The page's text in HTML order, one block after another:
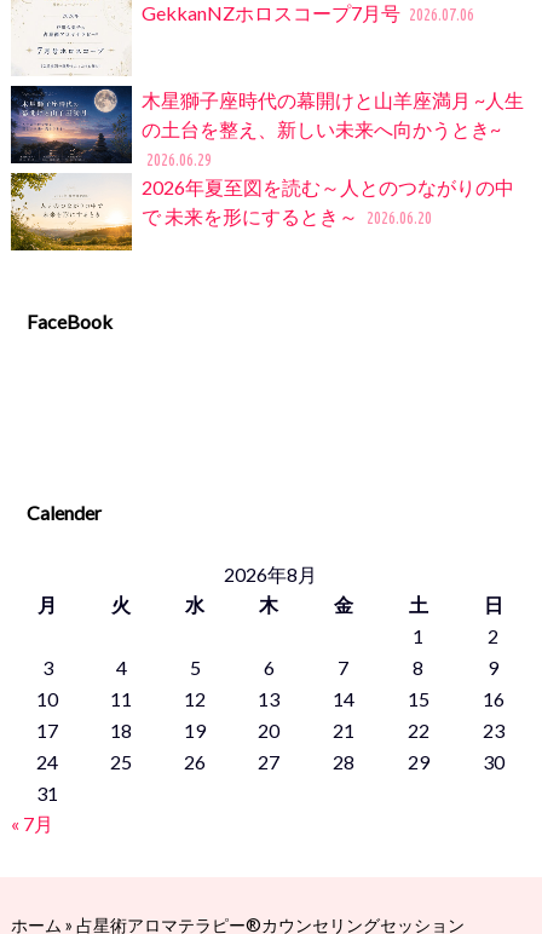
GekkanNZホロスコープ7月号 2026.07.06
木星獅子座時代の幕開けと山羊座満月 ~人生
の土台を整え、新しい未来へ向かうとき~
2026.06.29
2026年夏至図を読む～人とのつながりの中
で 未来を形にするとき～
2026.06.20
FaceBook
Calender
2026年8月
月
火 水 木 金 土
日
1
2
3
4 5 6 7 8
9
10
11 12 13 14 15
16
17
18 19 20 21 22
23
24
25 26 27 28 29
30
31
« 7月
ホーム » 占星術アロマテラピー®カウンセリングセッション